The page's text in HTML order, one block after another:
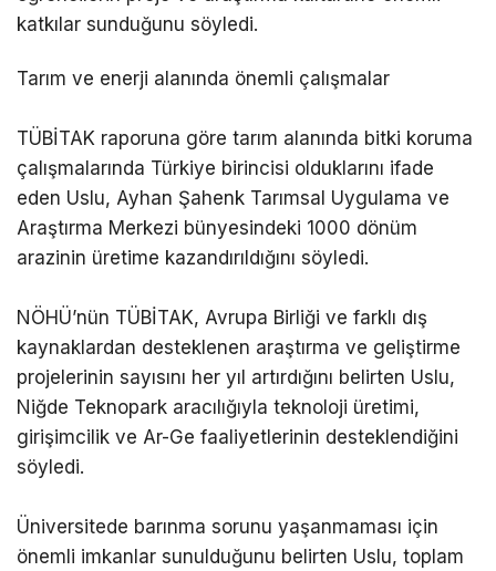
katkılar sunduğunu söyledi.
Tarım ve enerji alanında önemli çalışmalar
TÜBİTAK raporuna göre tarım alanında bitki koruma
çalışmalarında Türkiye birincisi olduklarını ifade
eden Uslu, Ayhan Şahenk Tarımsal Uygulama ve
Araştırma Merkezi bünyesindeki 1000 dönüm
arazinin üretime kazandırıldığını söyledi.
NÖHÜ’nün TÜBİTAK, Avrupa Birliği ve farklı dış
kaynaklardan desteklenen araştırma ve geliştirme
projelerinin sayısını her yıl artırdığını belirten Uslu,
Niğde Teknopark aracılığıyla teknoloji üretimi,
girişimcilik ve Ar-Ge faaliyetlerinin desteklendiğini
söyledi.
Üniversitede barınma sorunu yaşanmaması için
önemli imkanlar sunulduğunu belirten Uslu, toplam